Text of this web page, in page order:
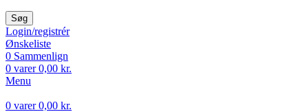
Søg
Login/registrér
Ønskeliste
0 Sammenlign
0 varer 0,00 kr.
Menu
0 varer 0,00 kr.